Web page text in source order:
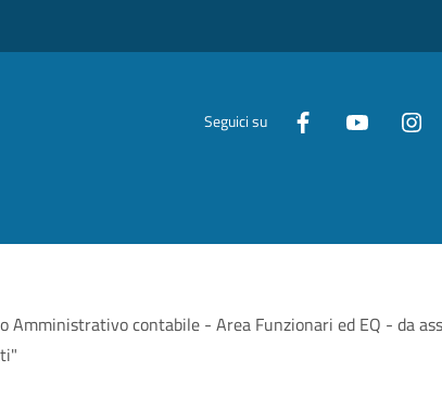
Seguici su
contabile - Area Funzionari ed EQ - da